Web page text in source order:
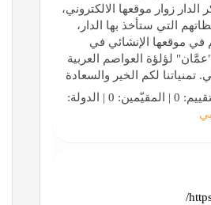
زوار موقعها الالكتروني،
التي ستأخذ بها الدار،
في موقعها الإنشائي في
"عمَّان" لؤلؤة العواصم العربية
تمنياتنا لكم الخير والسعادة